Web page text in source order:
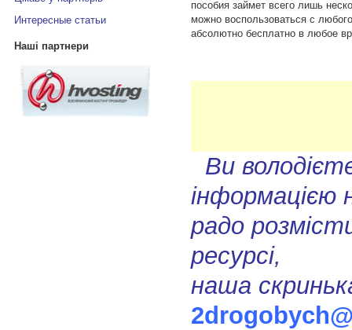
Интересные статьи
Наші партнери
пособия займет всего лишь
можно воспользоваться с
абсолютно бесплатно в любое
Ви
інформацією
радо
ресурсі,
наша